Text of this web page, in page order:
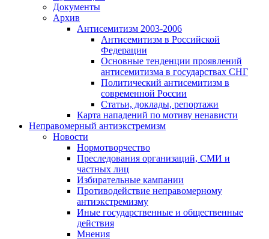
Документы
Архив
Антисемитизм 2003-2006
Антисемитизм в Российской
Федерации
Основные тенденции проявлений
антисемитизма в государствах СНГ
Политический антисемитизм в
современной России
Статьи, доклады, репортажи
Карта нападений по мотиву ненависти
Неправомерный антиэкстремизм
Новости
Нормотворчество
Преследования организаций, СМИ и
частных лиц
Избирательные кампании
Противодействие неправомерному
антиэкстремизму
Иные государственные и общественные
действия
Мнения